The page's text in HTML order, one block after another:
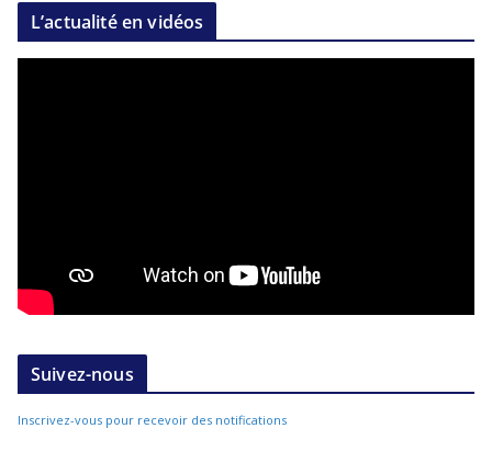
L’actualité en vidéos
Suivez-nous
Inscrivez-vous pour recevoir des notifications